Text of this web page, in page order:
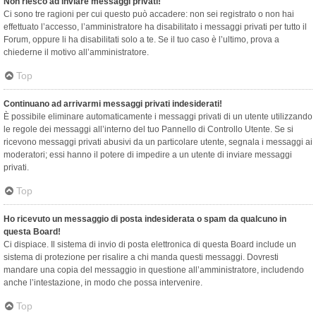
Ci sono tre ragioni per cui questo può accadere: non sei registrato o non hai
effettuato l’accesso, l’amministratore ha disabilitato i messaggi privati per tutto il
Forum, oppure li ha disabilitati solo a te. Se il tuo caso è l’ultimo, prova a
chiederne il motivo all’amministratore.
Top
Continuano ad arrivarmi messaggi privati indesiderati!
È possibile eliminare automaticamente i messaggi privati ​​di un utente utilizzando
le regole dei messaggi all’interno del tuo Pannello di Controllo Utente. Se si
ricevono messaggi privati ​​abusivi da un particolare utente, segnala i messaggi ai
moderatori; essi hanno il potere di impedire a un utente di inviare messaggi
privati​​.
Top
Ho ricevuto un messaggio di posta indesiderata o spam da qualcuno in
questa Board!
Ci dispiace. Il sistema di invio di posta elettronica di questa Board include un
sistema di protezione per risalire a chi manda questi messaggi. Dovresti
mandare una copia del messaggio in questione all’amministratore, includendo
anche l’intestazione, in modo che possa intervenire.
Top